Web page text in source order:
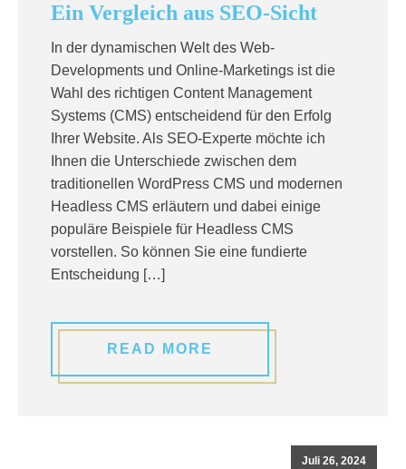
Ein Vergleich aus SEO-Sicht
In der dynamischen Welt des Web-
Developments und Online-Marketings ist die
Wahl des richtigen Content Management
Systems (CMS) entscheidend für den Erfolg
Ihrer Website. Als SEO-Experte möchte ich
Ihnen die Unterschiede zwischen dem
traditionellen WordPress CMS und modernen
Headless CMS erläutern und dabei einige
populäre Beispiele für Headless CMS
vorstellen. So können Sie eine fundierte
Entscheidung […]
READ MORE
Juli 26, 2024